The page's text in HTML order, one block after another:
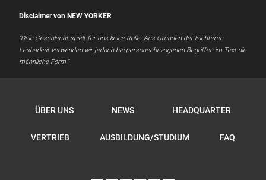
Disclaimer von NEW YORKER
"Dein Geschlecht spielt für uns keine Rolle. Aus Gründen der leichteren
Lesbarkeit verwenden wir jedoch bei personenbezogenen Begriffen im Text die
männliche Form."
ÜBER UNS NEWS HEADQUARTER
VERTRIEB AUSBILDUNG/STUDIUM FAQ